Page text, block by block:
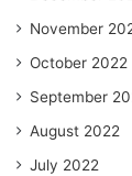
November
October 2022
September
August 2022
July 2022